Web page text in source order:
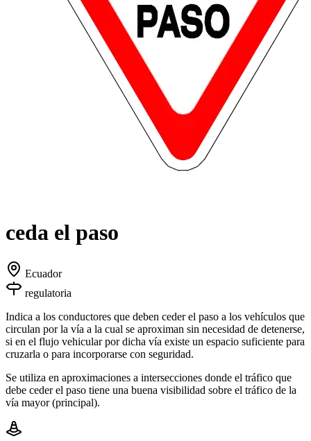
ceda el paso
Ecuador
regulatoria
Indica a los conductores que deben ceder el paso a los vehículos que
circulan por la vía a la cual se aproximan sin necesidad de detenerse,
si en el flujo vehicular por dicha vía existe un espacio suficiente para
cruzarla o para incorporarse con seguridad.
Se utiliza en aproximaciones a intersecciones donde el tráfico que
debe ceder el paso tiene una buena visibilidad sobre el tráfico de la
vía mayor (principal).